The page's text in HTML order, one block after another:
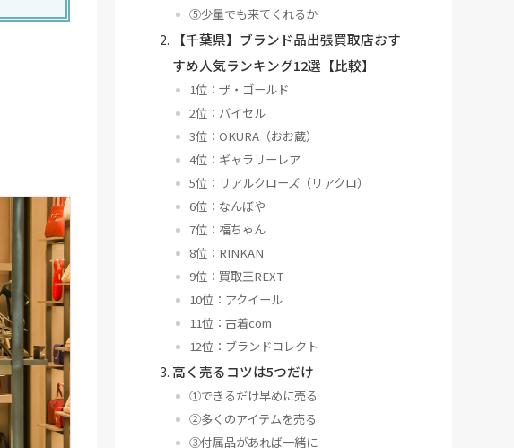
⑤少量でも来てくれるか
【千葉県】ブランド品出張買取店おす
すめ人気ランキング12選【比較】
1位：ザ・ゴールド
2位：バイセル
3位：OKURA（おお蔵）
4位：ギャラリーレア
5位：リアルクローズ（リアクロ）
6位：なんぼや
7位：福ちゃん
8位：RINKAN
9位：買取王REXT
10位：アクイール
11位：古着com
12位：ブランドコレクト
高く売るコツは5つだけ
①できるだけ早めに売る
②多くのアイテムを売る
③付属品があれば一緒に